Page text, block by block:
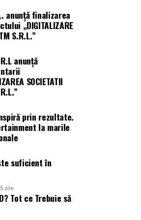
mașinii tale, există
Una dintre cele mai populare
aplicarea
pot fi utilizate pentru a crea un
dar și pentru a proteja caroseria
personalizarea unică
crescută. De asemenea,
pot fi utilizate pentru a
un brand, făcând mașina ta un
Zgârieturilor
Profesionale
împotriva zgârieturilor și a altor
anunţă finalizarea
„DIGITALIZARE
S.R.L.”
anunţă
SOCIETATII
prin rezultate.
la marile
suficient în
zile
Tot ce Trebuie să